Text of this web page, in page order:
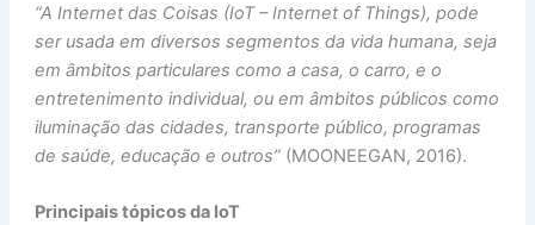
“A Internet das Coisas (IoT – Internet of Things), pode
ser usada em diversos segmentos da vida humana, seja
em âmbitos particulares como a casa, o carro, e o
entretenimento individual, ou em âmbitos públicos como
iluminação das cidades, transporte público, programas
de saúde, educação e outros” (MOONEEGAN, 2016).
Principais tópicos da IoT